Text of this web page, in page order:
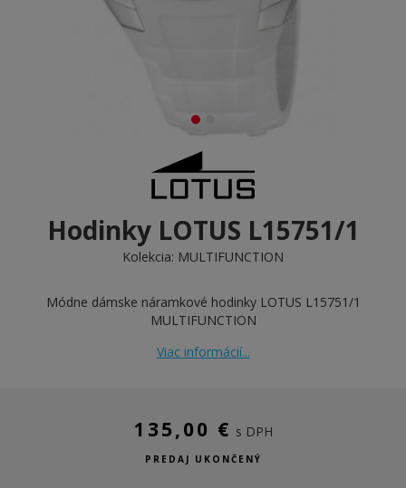
Hodinky LOTUS L15751/1
Kolekcia: MULTIFUNCTION
Módne dámske náramkové hodinky LOTUS L15751/1
MULTIFUNCTION
Viac informácií...
135,00 € s DPH
PREDAJ UKONČENÝ